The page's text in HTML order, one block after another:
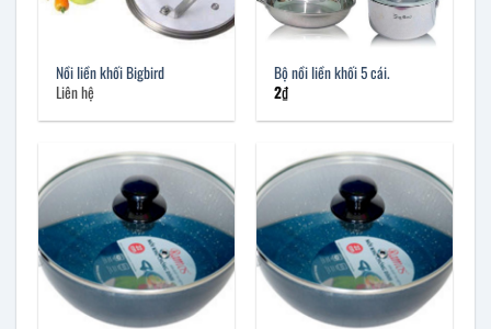
Nồi liền khối Bigbird
Liên hệ
Bộ nồi liền khối 5 cái.
2₫